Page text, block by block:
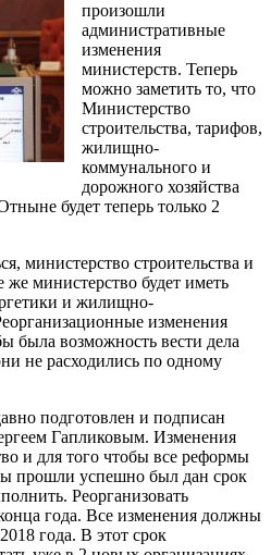
произошли
административные
изменения
министерств. Теперь
можно заметить то, что
Министерство
строительства, тарифов,
жилищно-
коммунального и
дорожного хозяйства
будет теперь только 2
министерство строительства и
же министерство будет иметь
и жилищно-
изменения
была возможность вести дела
не расходились по одному
подготовлен и подписан
Гапликовым. Изменения
и для того чтобы все реформы
прошли успешно был дан срок
Реорганизовать
года. Все изменения должны
года. В этот срок